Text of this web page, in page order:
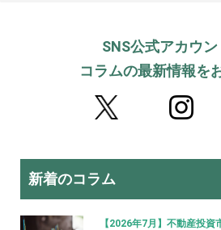
SNS公式アカウン
コラムの最新情報を
新着のコラム
【2026年7月】不動産投